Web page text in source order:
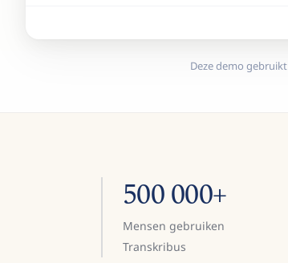
Deze demo gebruikt
500 000+
Mensen gebruiken
Transkribus